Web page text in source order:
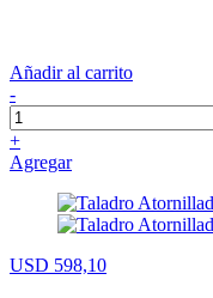
Añadir al carrito
-
+
Agregar
USD 598,10